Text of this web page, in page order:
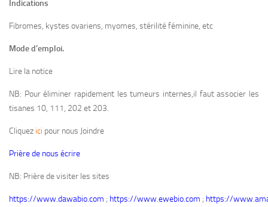
Indications
Fibromes, kystes ovariens, myomes, stérilité féminine, etc
Mode d’emploi.
Lire la notice
NB: Pour éliminer rapidement les tumeurs internes,il faut associer les
tisanes 10, 111, 202 et 203.
Cliquez ici pour nous Joindre
Prière de nous écrire
NB: Prière de visiter les sites
https://www.dawabio.com ; https://www.ewebio.com ; https://